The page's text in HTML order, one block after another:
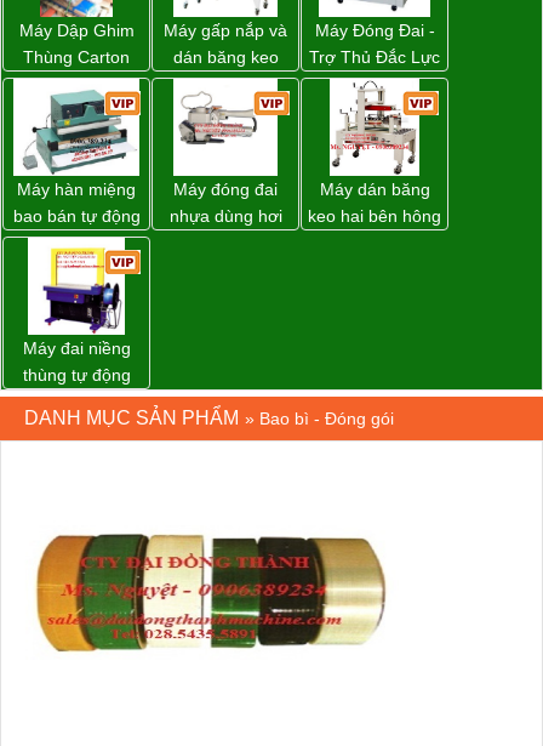
Máy Dập Ghim
Thùng Carton
Wp-1200 Chính
Hãng Đài Loan
Máy gấp nắp và
dán băng keo
thùng carton tự
động WP-5050F
giá rẻ
Máy Đóng Đai -
Trợ Thủ Đắc Lực
Cho Mọi Doanh
Nghiệp Trong
Khâu Đóng Gói
Máy hàn miệng
bao bán tự động
nhập khẩu
Taiwan
Máy đóng đai
nhựa dùng hơi
Máy dán băng
keo hai bên hông
Máy đai niềng
thùng tự động
DBA-200 giá tốt
DANH MỤC SẢN PHẨM » Bao bì - Đóng gói